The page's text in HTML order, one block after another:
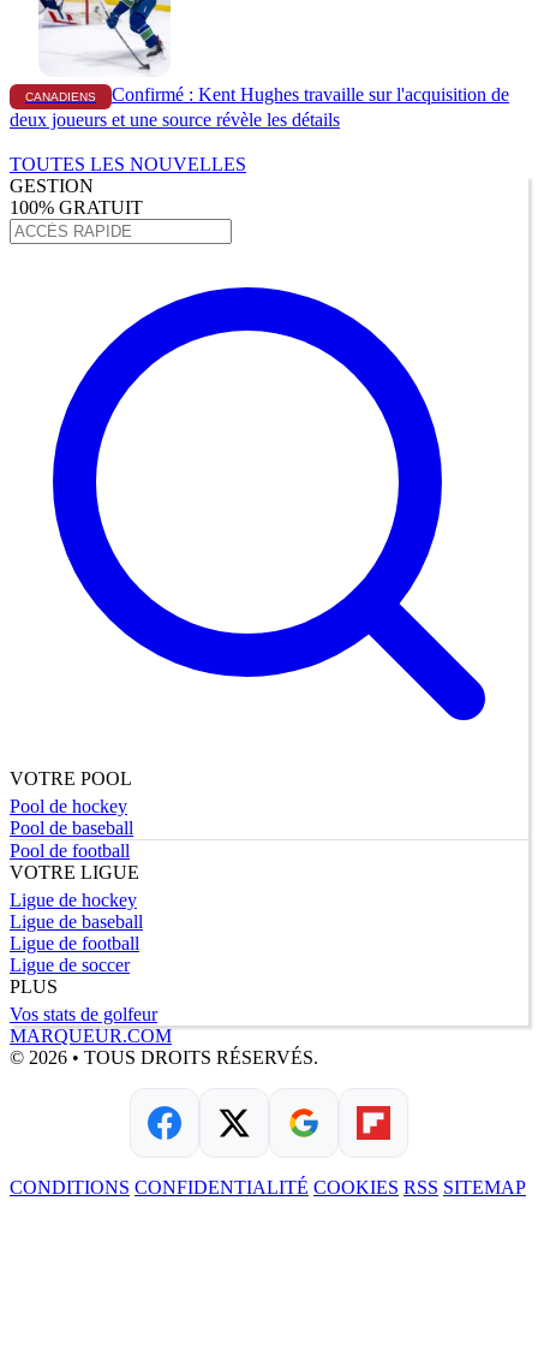
CANADIENS
Confirmé : Kent Hughes travaille sur l'acquisition de
deux joueurs et une source révèle les détails
TOUTES LES NOUVELLES
GESTION
100% GRATUIT
VOTRE POOL
Pool de hockey
Pool de baseball
Pool de football
VOTRE LIGUE
Ligue de hockey
Ligue de baseball
Ligue de football
Ligue de soccer
PLUS
Vos stats de golfeur
MARQUEUR.COM
© 2026 • TOUS DROITS RÉSERVÉS.
CONDITIONS CONFIDENTIALITÉ COOKIES RSS SITEMAP